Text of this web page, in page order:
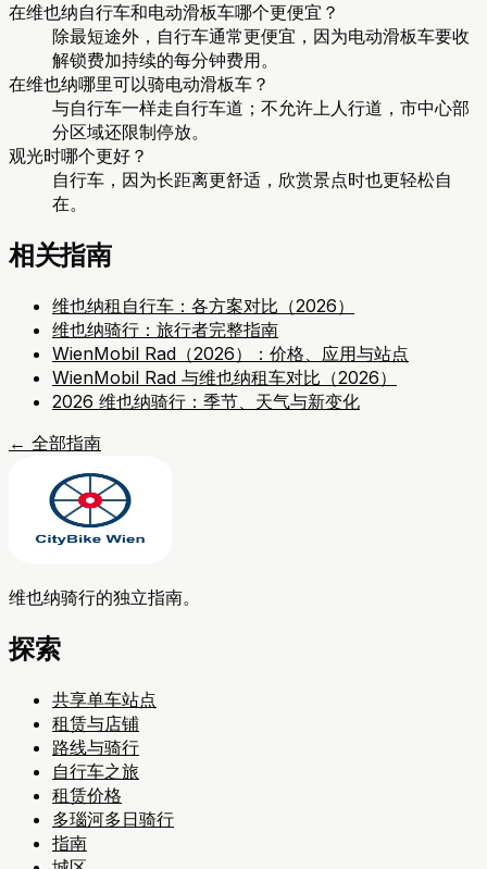
在维也纳自行车和电动滑板车哪个更便宜？
除最短途外，自行车通常更便宜，因为电动滑板车要收
解锁费加持续的每分钟费用。
在维也纳哪里可以骑电动滑板车？
与自行车一样走自行车道；不允许上人行道，市中心部
分区域还限制停放。
观光时哪个更好？
自行车，因为长距离更舒适，欣赏景点时也更轻松自
在。
相关指南
维也纳租自行车：各方案对比（2026）
维也纳骑行：旅行者完整指南
WienMobil Rad（2026）：价格、应用与站点
WienMobil Rad 与维也纳租车对比（2026）
2026 维也纳骑行：季节、天气与新变化
← 全部指南
维也纳骑行的独立指南。
探索
共享单车站点
租赁与店铺
路线与骑行
自行车之旅
租赁价格
多瑙河多日骑行
指南